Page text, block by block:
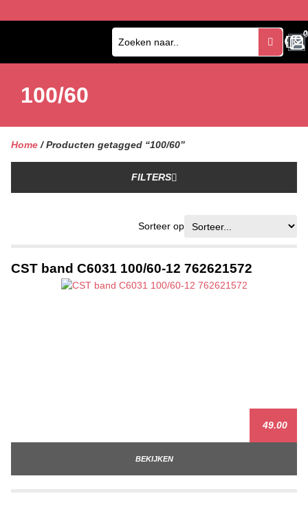
0
0
100/60
Home / Producten getagged “100/60”
FILTERS
Sorteer op
CST band C6031 100/60-12 762621572
49.00
BEKIJKEN